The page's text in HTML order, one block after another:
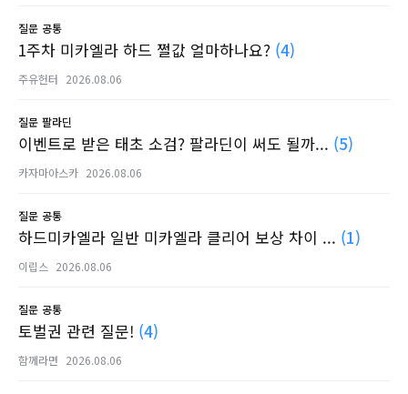
질문 공통
1주차 미카엘라 하드 쩔값 얼마하나요? (4)
주유헌터 2026.08.06
질문 팔라딘
이벤트로 받은 태초 소검? 팔라딘이 써도 될까... (5)
카자마아스카 2026.08.06
질문 공통
하드미카엘라 일반 미카엘라 클리어 보상 차이 ... (1)
이립스 2026.08.06
질문 공통
토벌권 관련 질문! (4)
함께라면 2026.08.06